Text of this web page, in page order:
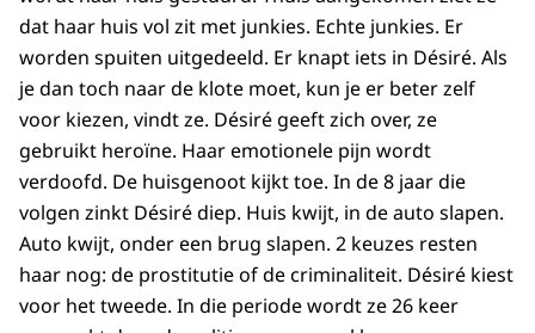
dat haar huis vol zit met junkies. Echte junkies. Er
worden spuiten uitgedeeld. Er knapt iets in Désiré. Als
je dan toch naar de klote moet, kun je er beter zelf
voor kiezen, vindt ze. Désiré geeft zich over, ze
gebruikt heroïne. Haar emotionele pijn wordt
verdoofd. De huisgenoot kijkt toe. In de 8 jaar die
volgen zinkt Désiré diep. Huis kwijt, in de auto slapen.
Auto kwijt, onder een brug slapen. 2 keuzes resten
haar nog: de prostitutie of de criminaliteit. Désiré kiest
voor het tweede. In die periode wordt ze 26 keer